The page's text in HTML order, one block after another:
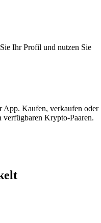
Ihr Profil und nutzen Sie
Kaufen, verkaufen oder
Krypto-Paaren.